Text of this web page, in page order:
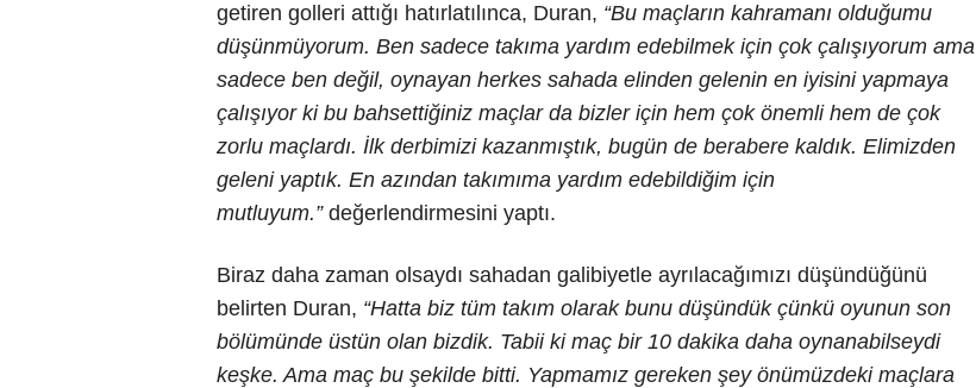
getiren golleri attığı hatırlatılınca, Duran, “Bu maçların kahramanı olduğumu
düşünmüyorum. Ben sadece takıma yardım edebilmek için çok çalışıyorum ama
sadece ben değil, oynayan herkes sahada elinden gelenin en iyisini yapmaya
çalışıyor ki bu bahsettiğiniz maçlar da bizler için hem çok önemli hem de çok
zorlu maçlardı. İlk derbimizi kazanmıştık, bugün de berabere kaldık. Elimizden
geleni yaptık. En azından takımıma yardım edebildiğim için
mutluyum.”değerlendirmesini yaptı.
Biraz daha zaman olsaydı sahadan galibiyetle ayrılacağımızı düşündüğünü
belirten Duran, “Hatta biz tüm takım olarak bunu düşündük çünkü oyunun son
bölümünde üstün olan bizdik. Tabii ki maç bir 10 dakika daha oynanabilseydi
keşke. Ama maç bu şekilde bitti. Yapmamız gereken şey önümüzdeki maçlara